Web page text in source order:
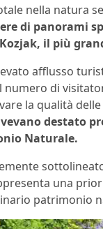
nella natura
di panorami
il più
afflusso
di
la qualità
destato
Naturale.
una
patrimonio